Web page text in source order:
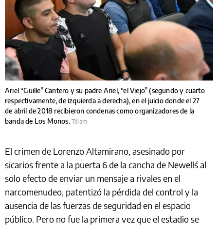
Ariel “Guille” Cantero y su padre Ariel, “el Viejo” (segundo y cuarto
respectivamente, de izquierda a derecha), en el juicio donde el 27
de abril de 2018 recibieron condenas como organizadores de la
banda de Los Monos. Télam
El crimen de Lorenzo Altamirano, asesinado por
sicarios frente a la puerta 6 de la cancha de Newell´s al
solo efecto de enviar un mensaje a rivales en el
narcomenudeo, patentizó la pérdida del control y la
ausencia de las fuerzas de seguridad en el espacio
público. Pero no fue la primera vez que el estadio se